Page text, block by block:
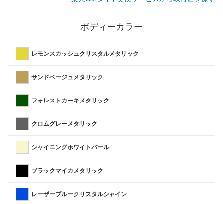
ボディーカラー
レモンスカッシュクリスタルメタリック
サンドベージュメタリック
フォレストカーキメタリック
クロムグレーメタリック
シャイニングホワイトパール
ブラックマイカメタリック
レーザーブルークリスタルシャイン